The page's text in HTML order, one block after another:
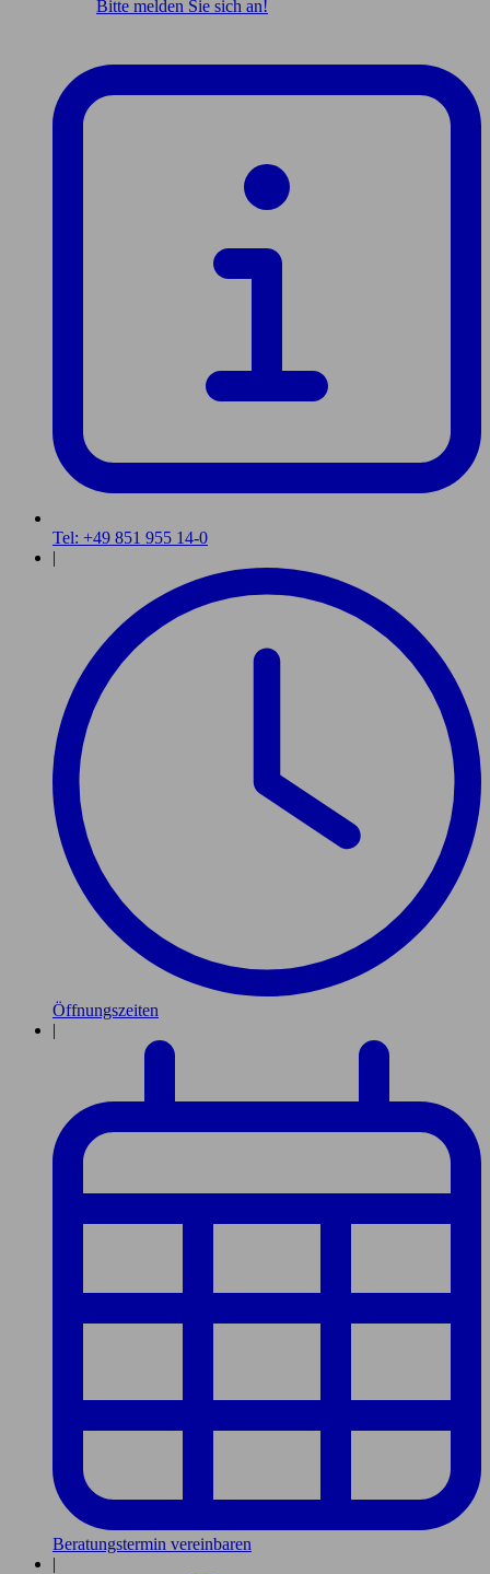
Bitte melden Sie sich an!
Tel: +49 851 955 14-0
|
Öffnungszeiten
|
Beratungstermin vereinbaren
|